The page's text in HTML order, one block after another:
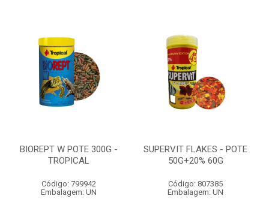
BIOREPT W POTE 300G -
TROPICAL
Código: 799942
Embalagem: UN
SUPERVIT FLAKES - POTE
50G+20% 60G
Código: 807385
Embalagem: UN